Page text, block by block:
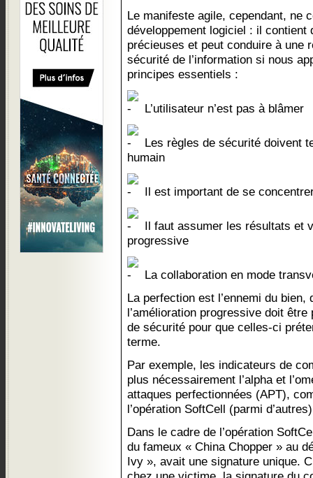
Le manifeste agile, cependant, ne
développement logiciel : il contient
précieuses et peut conduire à une
sécurité de l’information si nous
principes essentiels :
L’utilisateur n’est pas à blâmer
Les règles de sécurité doivent
humain
Il est important de se
Il faut assumer les résultats et
progressive
La collaboration en mode
La perfection est l’ennemi du bien,
l’amélioration progressive doit
de sécurité pour que celles-ci
terme.
Par exemple, les indicateurs de
plus nécessairement l’alpha et
attaques perfectionnées (APT),
l’opération SoftCell (parmi
Dans le cadre de l’opération
du fameux « China Chopper » au
Ivy », avait une signature unique.